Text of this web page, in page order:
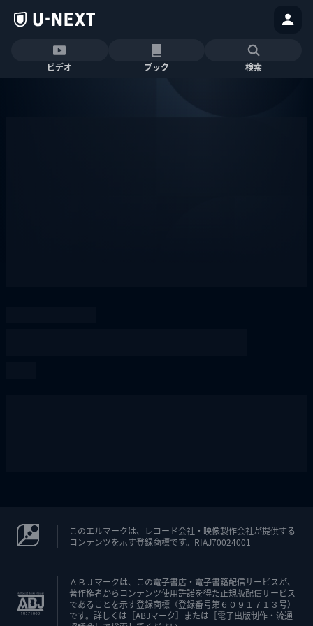
ビデオ ブック 検索
このエルマークは、レコード会社・映像製作会社が提供する
コンテンツを示す登録商標です。RIAJ70024001
ＡＢＪマークは、この電子書店・電子書籍配信サービスが、
著作権者からコンテンツ使用許諾を得た正規版配信サービス
であることを示す登録商標（登録番号第６０９１７１３号）
です。詳しくは［ABJマーク］または［電子出版制作・流通